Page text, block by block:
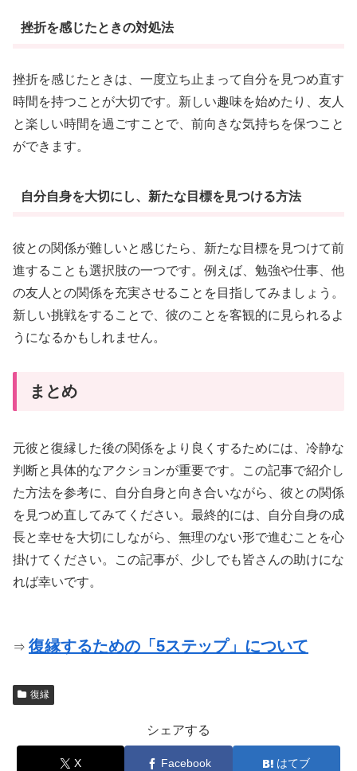
挫折を感じたときの対処法
挫折を感じたときは、一度立ち止まって自分を見つめ直す
時間を持つことが大切です。新しい趣味を始めたり、友人
と楽しい時間を過ごすことで、前向きな気持ちを保つこと
ができます。
自分自身を大切にし、新たな目標を見つける方法
彼との関係が難しいと感じたら、新たな目標を見つけて前
進することも選択肢の一つです。例えば、勉強や仕事、他
の友人との関係を充実させることを目指してみましょう。
新しい挑戦をすることで、彼のことを客観的に見られるよ
うになるかもしれません。
まとめ
元彼と復縁した後の関係をより良くするためには、冷静な
判断と具体的なアクションが重要です。この記事で紹介し
た方法を参考に、自分自身と向き合いながら、彼との関係
を見つめ直してみてください。最終的には、自分自身の成
長と幸せを大切にしながら、無理のない形で進むことを心
掛けてください。この記事が、少しでも皆さんの助けにな
れば幸いです。
⇒ 復縁するための「5ステップ」について
復縁
シェアする
X Facebook はてブ